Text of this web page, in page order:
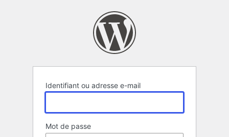
Identifiant ou adresse e-mail
Mot de passe